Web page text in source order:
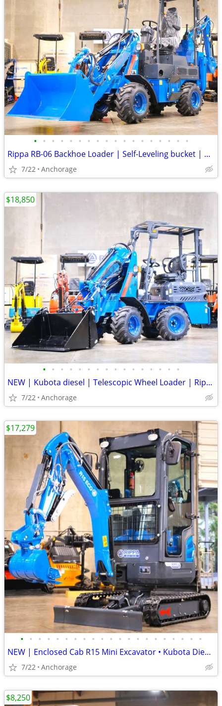
• • • • • • • • • • • • • • • • • •
Rippa RB-06 Backhoe Loader | Self-Leveling bucket | Kubota D1105
7/22 Anchorage
• • • • • • • • • • • • • • • •
NEW | Kubota diesel | Telescopic Wheel Loader | Rippa RL-06 | 4-in-1
7/22 Anchorage
$18,850
• • • • • • • • • • • • • • • • • • • • •
NEW | Enclosed Cab R15 Mini Excavator • Kubota Diesel • Ready to Work
7/22 Anchorage
$17,279
$8,250